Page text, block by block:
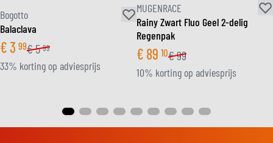
Bogotto
Balaclava
€3 99€5 99
33% korting op adviesprijs
MUGENRACE
Rainy Zwart Fluo Geel 2-delig
Regenpak
€ 89 10€99
10% korting op adviesprijs